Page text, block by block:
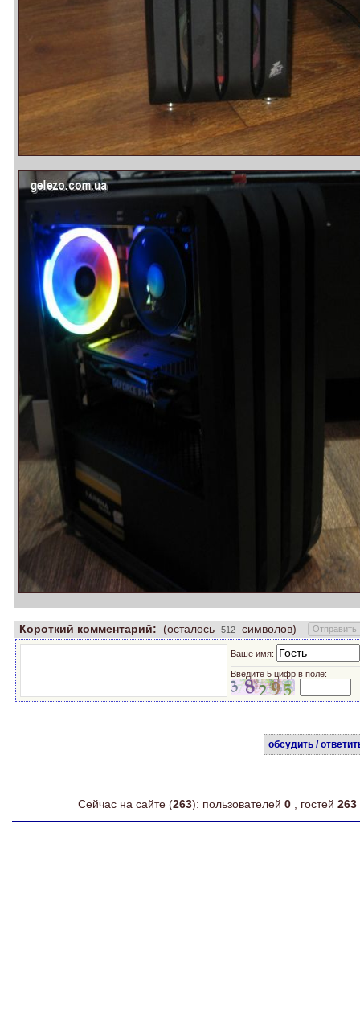
Короткий комментарий: (осталось символов)
Ваше имя:
Введите 5 цифр в поле:
обсудить /
Сейчас на сайте (263): пользователей 0 , гостей 263